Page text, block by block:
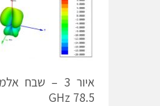
איור 3 –
78.5 GHz